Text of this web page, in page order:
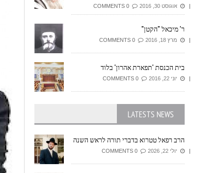
אוגוסט 30, 2016
ר' מיכאל "הקטן"
מרץ 18, 2016
בית הכנסת 'תפארת אהרון' בלוד
יוני 22, 2016
LATESTS NEWS
הרב רפאל טטרוא בדברי תורה לראש השנה
יולי 22, 2026